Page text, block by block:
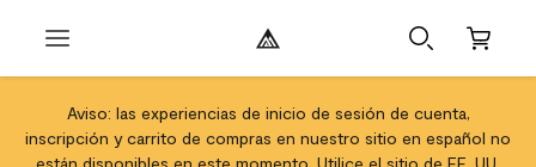
Aviso: las experiencias de inicio de sesión de cuenta,
inscripción y carrito de compras en nuestro sitio en español no
están disponibles en este momento. Utilice el sitio de EE. UU.